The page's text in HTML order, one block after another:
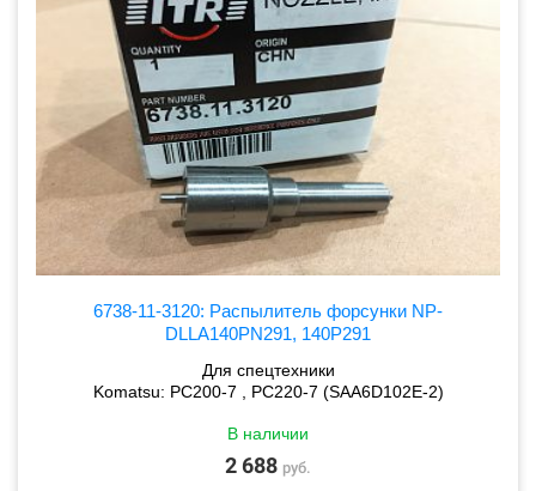
6738-11-3120: Распылитель форсунки NP-
DLLA140PN291, 140P291
Для спецтехники
Komatsu: PC200-7 , PC220-7 (SAA6D102E-2)
В наличии
2 688 руб.